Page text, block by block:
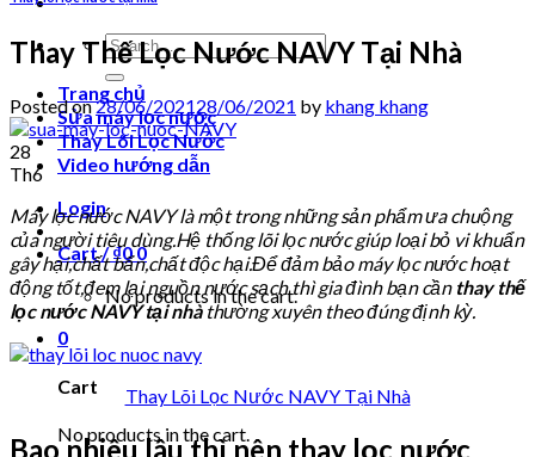
Search
for:
Trang chủ
Sửa máy lọc nước
Thay Lõi Lọc Nước
Video hướng dẫn
Login
Cart /₫00
No products in the cart.
0
Cart
No products in the cart.
Thay Thế Lọc Nước NAVY Tại Nhà
Posted on28/06/202128/06/2021 by khang khang
28
Th6
Máy lọc nước NAVY là một trong những sản phẩm ưa chuộng
của người tiêu dùng.Hệ thống lõi lọc nước giúp loại bỏ vi khuẩn
gây hại,chất bẩn,chất độc hại.Để đảm bảo máy lọc nước hoạt
động tốt,đem lại nguồn nước sạch thì gia đình bạn cần thay thế
lọc nước NAVYtại nhàthường xuyên theo đúng định kỳ.
Thay Lõi Lọc Nước NAVY Tại Nhà
Bao nhiêu lâu thì nên thay lọc nước